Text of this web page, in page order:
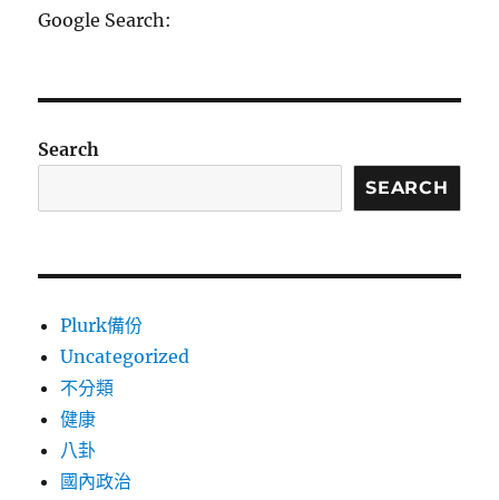
Google Search:
Search
SEARCH
Plurk備份
Uncategorized
不分類
健康
八卦
國內政治